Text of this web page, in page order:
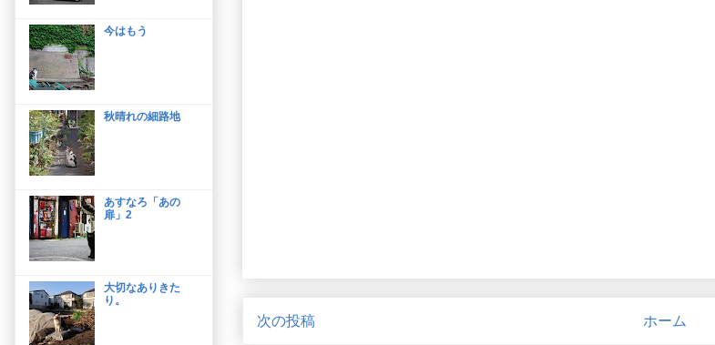
次の投稿 ホーム
今はもう
秋晴れの細路地
あすなろ「あの
扉」2
大切なありきた
り。